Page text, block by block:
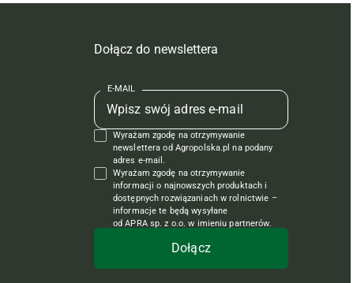
Dołącz do newslettera
E-MAIL
Wyrażam zgodę na otrzymywanie
newslettera od Agropolska.pl na podany
adres e-mail.
Wyrażam zgodę na otrzymywanie
informacji o najnowszych produktach i
dostępnych rozwiązaniach w rolnictwie –
informacje te będą wysyłane
od APRA sp. z o.o. w imieniu partnerów.